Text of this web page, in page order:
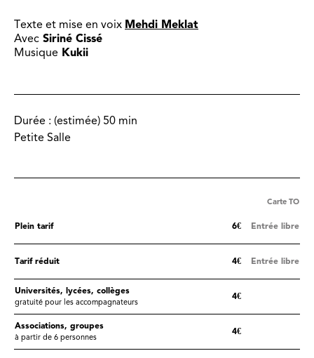
Texte et mise en voix Mehdi Meklat
Avec Siriné Cissé
Musique Kukii
Durée : (estimée) 50 min
Petite Salle
Carte TO
Plein tarif 6€ Entrée libre
Tarif réduit 4€ Entrée libre
Universités, lycées, collèges
gratuité pour les accompagnateurs
4€
Associations, groupes
à partir de 6 personnes
4€